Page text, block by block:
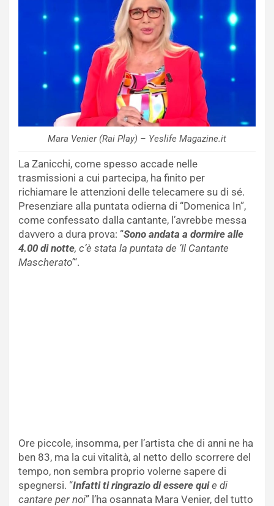
Mara Venier (Rai Play) – Yeslife Magazine.it
La Zanicchi, come spesso accade nelle
trasmissioni a cui partecipa, ha finito per
richiamare le attenzioni delle telecamere su di sé.
Presenziare alla puntata odierna di “Domenica In”,
come confessato dalla cantante, l’avrebbe messa
davvero a dura prova: “Sono andata a dormire alle
4.00 di notte, c’è stata la puntata de ‘Il Cantante
Mascherato’“.
Ore piccole, insomma, per l’artista che di anni ne ha
ben 83, ma la cui vitalità, al netto dello scorrere del
tempo, non sembra proprio volerne sapere di
spegnersi. “Infatti ti ringrazio di essere quie di
cantare per noi” l’ha osannata Mara Venier, del tutto